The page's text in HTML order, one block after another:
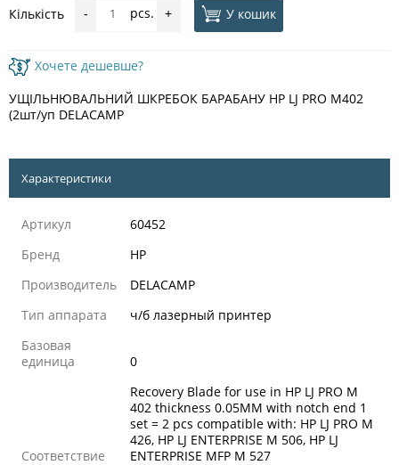
Кількість - pcs. + У кошик
Хочете дешевше?
УЩІЛЬНЮВАЛЬНИЙ ШКРЕБОК БАРАБАНУ HP LJ PRO M402
(2шт/уп DELACAMP
Характеристики
Артикул
60452
Бренд
HP
Производитель
DELACAMP
Тип аппарата
ч/б лазерный принтер
Базовая
единица
0
Соответствие
Recovery Blade for use in HP LJ PRO M
402 thickness 0.05MM with notch end 1
set = 2 pcs compatible with: HP LJ PRO M
426, HP LJ ENTERPRISE M 506, HP LJ
ENTERPRISE MFP M 527